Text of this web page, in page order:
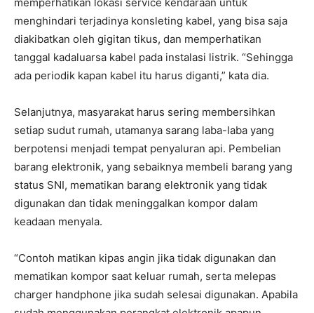
menghindari terjadinya konsleting kabel, yang bisa saja
diakibatkan oleh gigitan tikus, dan memperhatikan
tanggal kadaluarsa kabel pada instalasi listrik. “Sehingga
ada periodik kapan kabel itu harus diganti,” kata dia.
Selanjutnya, masyarakat harus sering membersihkan
setiap sudut rumah, utamanya sarang laba-laba yang
berpotensi menjadi tempat penyaluran api. Pembelian
barang elektronik, yang sebaiknya membeli barang yang
status SNI, mematikan barang elektronik yang tidak
digunakan dan tidak meninggalkan kompor dalam
keadaan menyala.
“Contoh matikan kipas angin jika tidak digunakan dan
mematikan kompor saat keluar rumah, serta melepas
charger handphone jika sudah selesai digunakan. Apabila